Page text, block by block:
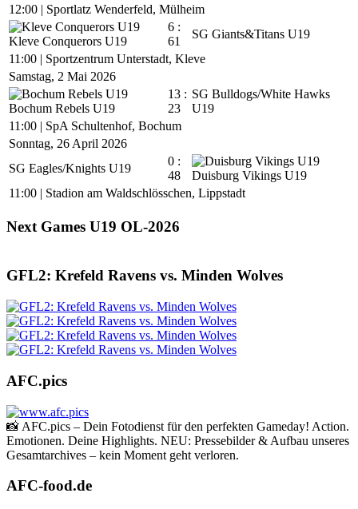
12:00 | Sportlatz Wenderfeld, Mülheim
Kleve Conquerors U19
6 :
61
SG Giants&Titans U19
11:00 | Sportzentrum Unterstadt, Kleve
Samstag, 2 Mai 2026
Bochum Rebels U19
13 :
23
SG Bulldogs/White Hawks
U19
11:00 | SpA Schultenhof, Bochum
Sonntag, 26 April 2026
SG Eagles/Knights U19
0 :
48
Duisburg Vikings U19
11:00 | Stadion am Waldschlösschen, Lippstadt
Next Games U19 OL-2026
GFL2: Krefeld Ravens vs. Minden Wolves
AFC.pics
📸 AFC.pics – Dein Fotodienst für den perfekten Gameday! Action.
Emotionen. Deine Highlights. NEU: Pressebilder & Aufbau unseres
Gesamtarchives – kein Moment geht verloren.
AFC-food.de